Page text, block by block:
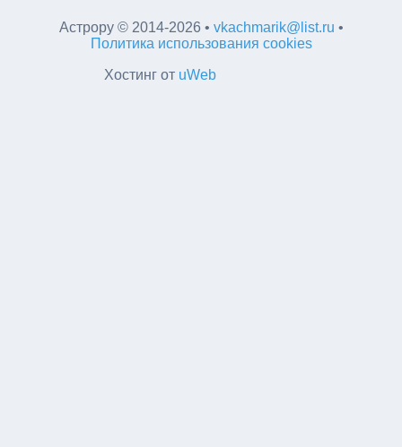
Астрору ©2014-2026 • vkachmarik@list.ru •
Политика использования cookies
Хостинг от uWeb